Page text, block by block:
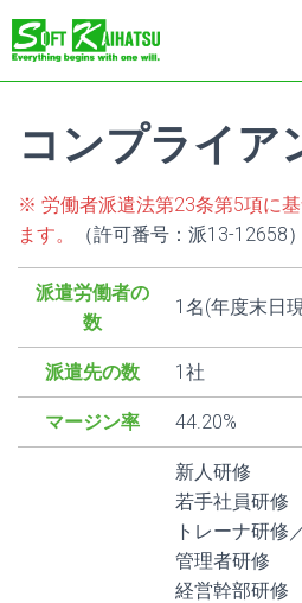
コンプライア
※ 労働者派遣法第23条第5項に
ます。
（許可番号：派13-12658）
派遣労働者の
数
1名(年度末日
派遣先の数 1社
マージン率 44.20%
新人研修
若手社員研修
トレーナ研修
管理者研修
経営幹部研修